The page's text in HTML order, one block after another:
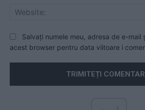
Salvați numele meu, adresa de e-mail
acest browser pentru data viitoare i